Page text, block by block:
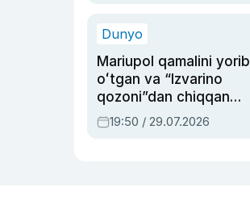
Dunyo
Mariupol qamalini yorib
oʻtgan va “Izvarino
qozoni”dan chiqqan
qahramon — Ukraina
armiyasi bosh
19:50 / 29.07.2026